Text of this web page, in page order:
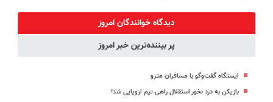
(◂پرسش‌نامه
رو پر کن)
◗پرسش‌نامه◖
دیدگاه خوانندگان امروز
پر بیننده‌ترین خبر امروز
ایستگاه گفت‌وگو با مسافران مترو
بازیکن به درد نخور استقلال راهی تیم اروپایی شد!